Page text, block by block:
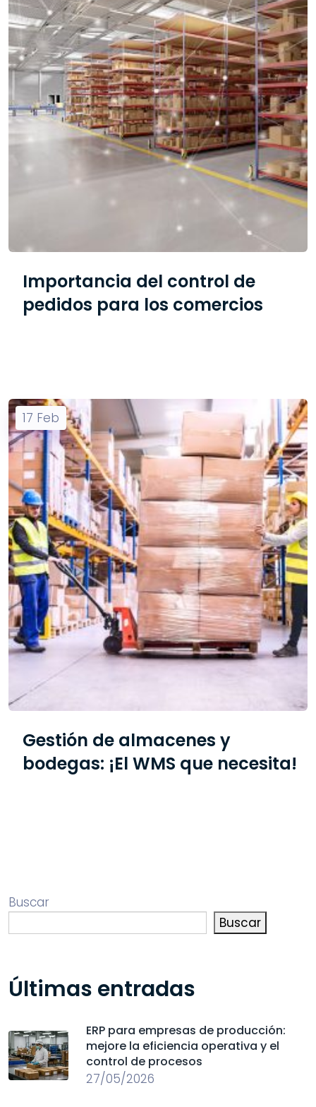
Importancia del control de
pedidos para los comercios
17 Feb
Gestión de almacenes y
bodegas: ¡El WMS que necesita!
Buscar
Buscar
Últimas entradas
ERP para empresas de producción:
mejore la eficiencia operativa y el
control de procesos
27/05/2026